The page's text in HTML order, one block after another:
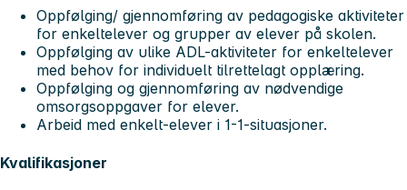
Oppfølging/ gjennomføring av pedagogiske aktiviteter
for enkeltelever og grupper av elever på skolen.
Oppfølging av ulike ADL-aktiviteter for enkeltelever
med behov for individuelt tilrettelagt opplæring.
Oppfølging og gjennomføring av nødvendige
omsorgsoppgaver for elever.
Arbeid med enkelt-elever i 1-1-situasjoner.
Kvalifikasjoner